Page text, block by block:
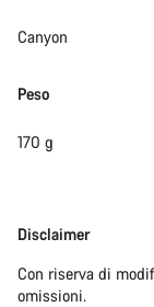
Canyon
Peso
170 g
Disclaimer
Disclaimer
Con riserva di
omissioni.